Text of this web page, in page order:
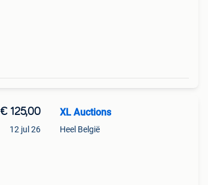
€ 125,00
12 jul 26
XL Auctions
Heel België